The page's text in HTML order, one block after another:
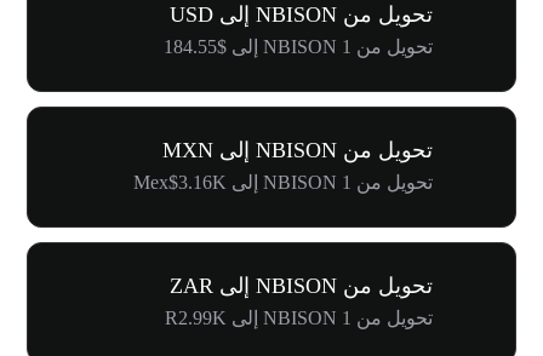
تحويل من NBISON إلى USD
تحويل من 1 NBISON إلى $184.55
تحويل من NBISON إلى MXN
تحويل من 1 NBISON إلى Mex$3.16K
تحويل من NBISON إلى ZAR
تحويل من 1 NBISON إلى R2.99K